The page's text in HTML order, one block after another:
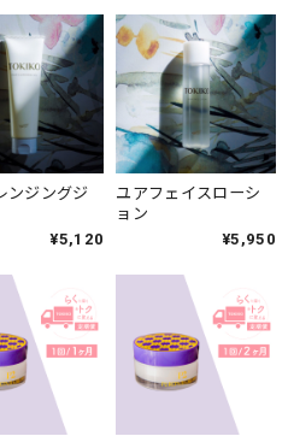
ンジングジ
¥5,120
ユアフェイスローシ
ョン
¥5,950